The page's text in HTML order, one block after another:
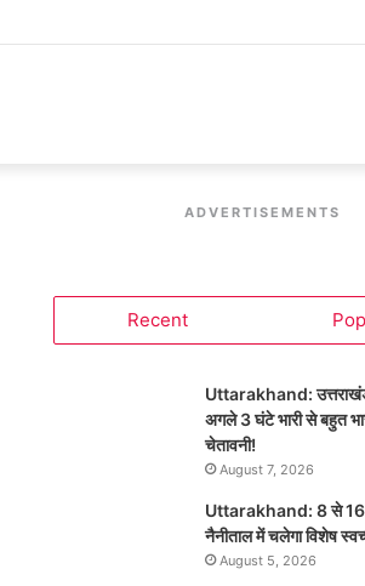
ADVERTISEMENTS
Recent
Uttarakhand:
अगले 3 घंटे भारी से बहुत
चेतावनी!
August 7, 2026
Uttarakhand: 8 से
नैनीताल में चलेगा विशेष
August 5, 2026